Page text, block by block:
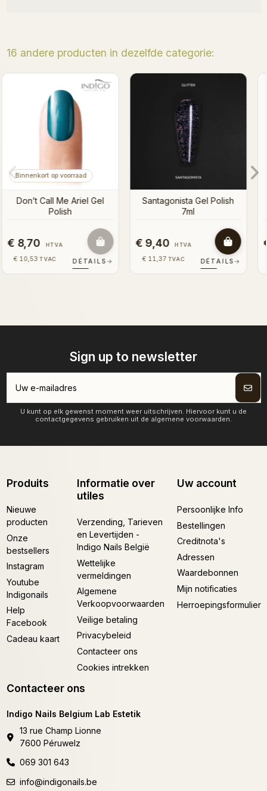
16 andere producten in dezelfde categorie:
Binnenkort op voorraad
Storm Glitter Gel Polish
€ 8,70 HTVA
€ 10,53 TVAC DÉTAILS
Shanghai Glitter Gel Polish
€ 8,70 HTVA
€ 10,53 TVAC DÉTAILS
Sign up to newsletter
U kunt op elk gewenst moment weer uitschrijven. Hiervoor kunt u de
contactgegevens gebruiken uit de algemene voorwaarden.
Produits
Nieuwe
producten
Onze
bestsellers
Instagram
Youtube
Indigonails
Help
Facebook
Cadeau kaart
Informatie over
utiles
Verzending, Tarieven
en Levertijden -
Indigo Nails België
Wettelijke
vermeldingen
Algemene
Verkoopvoorwaarden
Veilige betaling
Privacybeleid
Contacteer ons
Cookies intrekken
Uw account
Persoonlijke Info
Bestellingen
Creditnota's
Adressen
Waardebonnen
Mijn notificaties
Herroepingsformulier
Contacteer ons
Indigo Nails Belgium Lab Estetik
13 rue Champ Lionne
7600 Péruwelz
069 301 643
info@indigonails.be